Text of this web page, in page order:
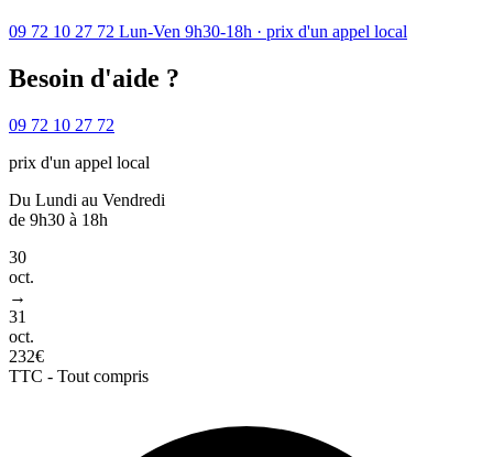
09 72 10 27 72 Lun-Ven 9h30-18h · prix d'un appel local
Besoin d'aide ?
09 72 10 27 72
prix d'un appel local
Du Lundi au Vendredi
de 9h30 à 18h
30
oct.
→
31
oct.
232€
TTC - Tout compris